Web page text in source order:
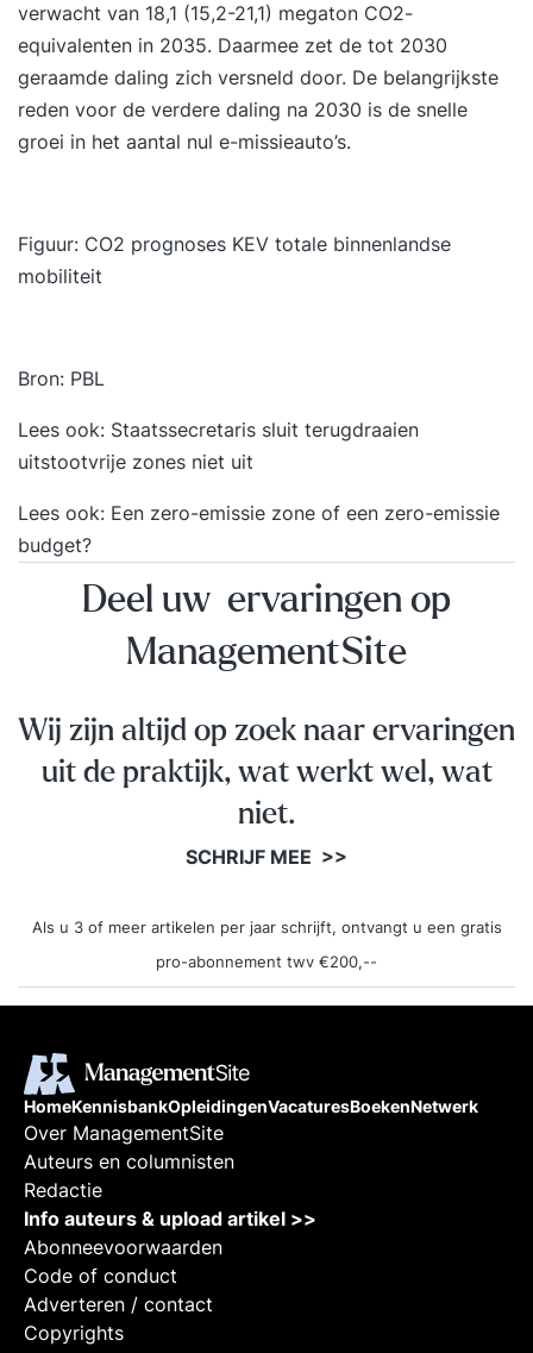
verwacht van 18,1 (15,2-21,1) megaton CO2-
equivalenten in 2035. Daarmee zet de tot 2030
geraamde daling zich versneld door. De belangrijkste
reden voor de verdere daling na 2030 is de snelle
groei in het aantal nul e-missieauto’s.
Figuur: CO2 prognoses KEV totale binnenlandse
mobiliteit
Bron: PBL
Lees ook: Staatssecretaris sluit terugdraaien
uitstootvrije zones niet uit
Lees ook: Een zero-emissie zone of een zero-emissie
budget?
Deel uw ervaringen op
ManagementSite
Wij zijn altijd op zoek naar ervaringen
uit de praktijk, wat werkt wel, wat
niet.
SCHRIJF MEE >>
Als u 3 of meer artikelen per jaar schrijft, ontvangt u een gratis
pro-abonnement twv €200,--
HomeKennisbankOpleidingenVacaturesBoekenNetwerk
Over ManagementSite
Auteurs en columnisten
Redactie
Info auteurs & upload artikel >>
Abonneevoorwaarden
Code of conduct
Adverteren / contact
Copyrights